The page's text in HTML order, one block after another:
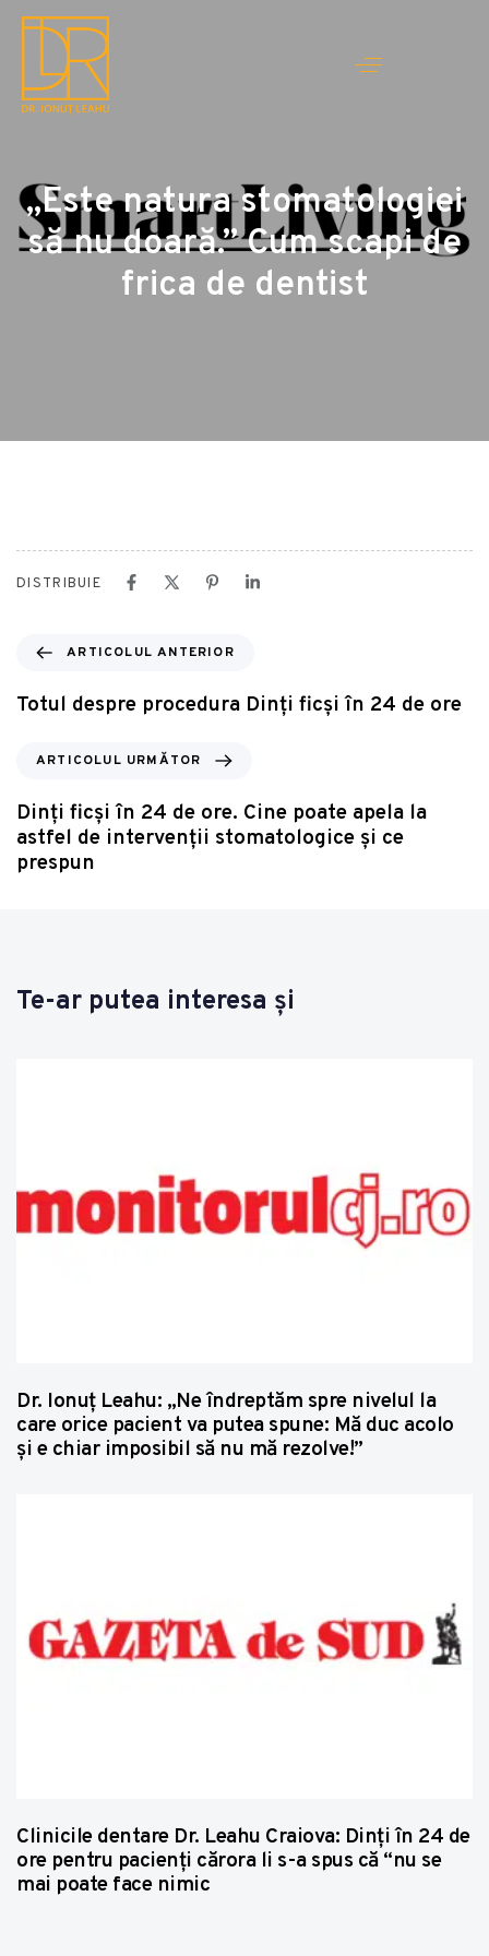
„Este natura stomatologiei
să nu doară.” Cum scapi de
frica de dentist
DISTRIBUIE
ARTICOLUL ANTERIOR
Totul despre procedura Dinți ficși în 24 de ore
ARTICOLUL URMĂTOR
Dinți ficși în 24 de ore. Cine poate apela la
astfel de intervenții stomatologice și ce
prespun
Te-ar putea interesa și
Dr. Ionuț Leahu: „Ne îndreptăm spre nivelul la
care orice pacient va putea spune: Mă duc acolo
și e chiar imposibil să nu mă rezolve!”
Clinicile dentare Dr. Leahu Craiova: Dinţi în 24 de
ore pentru pacienţi cărora li s-a spus că “nu se
mai poate face nimic